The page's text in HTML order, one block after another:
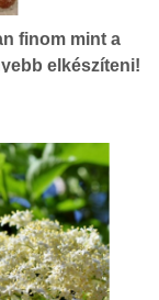
finom mint a
elkészíteni!